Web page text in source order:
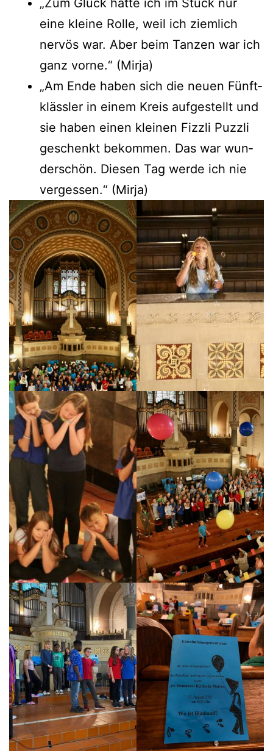
„Zum Glück hat­te ich im Stück nur
eine klei­ne Rol­le, weil ich ziem­lich
ner­vös war. Aber beim Tan­zen war ich
ganz vor­ne.“ (Mir­ja)
„Am Ende haben sich die neu­en Fünft­
kläss­ler in einem Kreis auf­ge­stellt und
sie haben einen klei­nen Fizz­li Puz­zli
geschenkt bekom­men. Das war wun­
der­schön. Die­sen Tag wer­de ich nie
ver­ges­sen.“ (Mir­ja)